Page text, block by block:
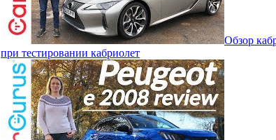
Обзор
при тестировании кабриолет